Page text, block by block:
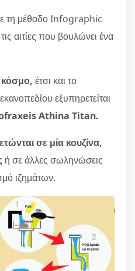
τη μέθοδο Infographic
αιτίες που βουλώνει ένα
έτσι και το
εξυπηρετείται
Athina Titan.
σε μία κουζίνα,
ή σε άλλες σωληνώσεις
ιζημάτων.